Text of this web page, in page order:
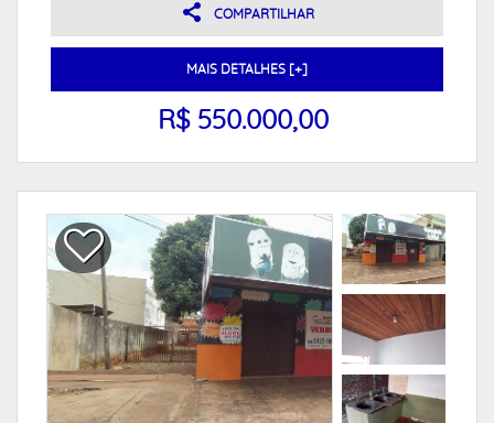
COMPARTILHAR
MAIS DETALHES [+]
R$ 550.000,00